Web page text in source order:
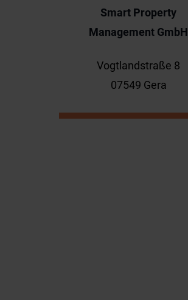
Smart Property
Management GmbH
Vogtlandstraße 8
07549 Gera